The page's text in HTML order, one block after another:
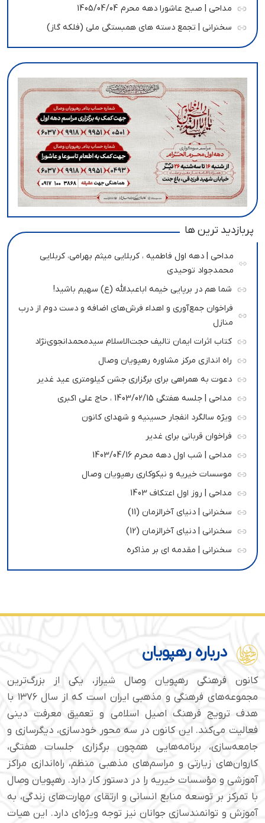
مداحی | صبح عاشورا دهه محرم 1405/04/04
سخنرانی | تجمع دسته های همبستگی ملی (فلکه گاز)
پربازدید ترین ها
مداحی | دهه اول فاطمیه ، کربلایی میثم بهرامی، کربلایی
محمدجواد توحیدی
شما هم در برپایی خیمه اباعبدالله (ع) سهیم باشید!
فراخوان جمع‌آوری و اهداء فرش‌های اضافه و دست دوم از درب
منازل
کتاب اثرات ایمان تالیف حجت‌الاسلام سیدمحمدانجوی‌نژاد
راه اندازی مرکز مشاوره رهپویان وصال
دعوت به همراهی برای برگزاری جشن کیلومتری عید غدیر
مداحی | جلسه هفتگی 1403/02/15 ، حاج علی اکبری
ویژه سالگرد انفجار حسینیه و شهدای کانون
فراخوان قربانی برای غدیر
مداحی | شب اول دهه محرم 1403/04/16
موسسات خیریه و نیکوکاری رهپویان وصال
مداحی | روز اول اعتکاف 1403
سخنرانی | دنیای آخرالزمان (11)
سخنرانی | دنیای آخرالزمان (12)
سخنرانی | مقدمه ای بر مذاکره
درباره رهپویان
کانون فرهنگی رهپویان وصال شیراز، یکی از بزرگ‌ترین
مجموعه‌های فرهنگی و مذهبی ایران است که از سال ۱۳۷۶ با
هدف ترویج فرهنگ اصیل اسلامی و تعمیق معرفت دینی
فعالیت می‌کند. این کانون در سه محور خودسازی، دیگرسازی و
جامعه‌سازی، برنامه‌هایی همچون برگزاری جلسات هفتگی،
کاروان‌های زیارتی و مراسم‌های مذهبی منظم، راه‌اندازی مراکز
آموزشی و مؤسسات خیریه را در دستور کار دارد. رهپویان وصال
با تمرکز بر توسعه منابع انسانی و ارتقای مهارت‌های زندگی، به
آموزش و توانمندسازی جوانان نیز توجه ویژه‌ای دارد. این هیات